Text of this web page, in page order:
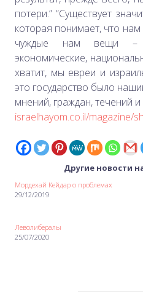
потери.” “Существует
которая понимает, что
чуждые нам вещи –
экономические,
хватит, мы евреи и
это государство было
мнений, граждан, течений и
israelhayom.co.il/magazine/
Другие новости
Мордехай Кейдар о проблемах
29/12/2019
Леволибералы
25/07/2020